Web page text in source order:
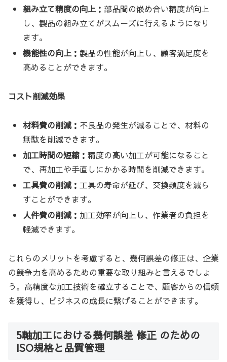
組み立て精度の向上：部品間の嵌め合い精度が向上
し、製品の組み立てがスムーズに行えるようになり
ます。
機能性の向上：製品の性能が向上し、顧客満足度を
高めることができます。
コスト削減効果
材料費の削減： 不良品の発生が減ることで、材料の
無駄を削減できます。
加工時間の短縮：精度の高い加工が可能になること
で、再加工や手直しにかかる時間を削減できます。
工具費の削減： 工具の寿命が延び、交換頻度を減ら
すことができます。
人件費の削減： 加工効率が向上し、作業者の負担を
軽減できます。
これらのメリットを考慮すると、幾何誤差の修正は、企業
の競争力を高めるための重要な取り組みと言えるでしょ
う。高精度な加工技術を確立することで、顧客からの信頼
を獲得し、ビジネスの成長に繋げることができます。
5軸加工における幾何誤差 修正 のための
ISO規格と品質管理